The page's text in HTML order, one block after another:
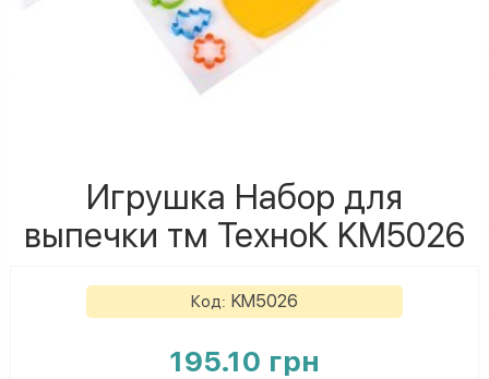
Игрушка Набор для
выпечки тм ТехноК KM5026
Код: KM5026
195.10 грн